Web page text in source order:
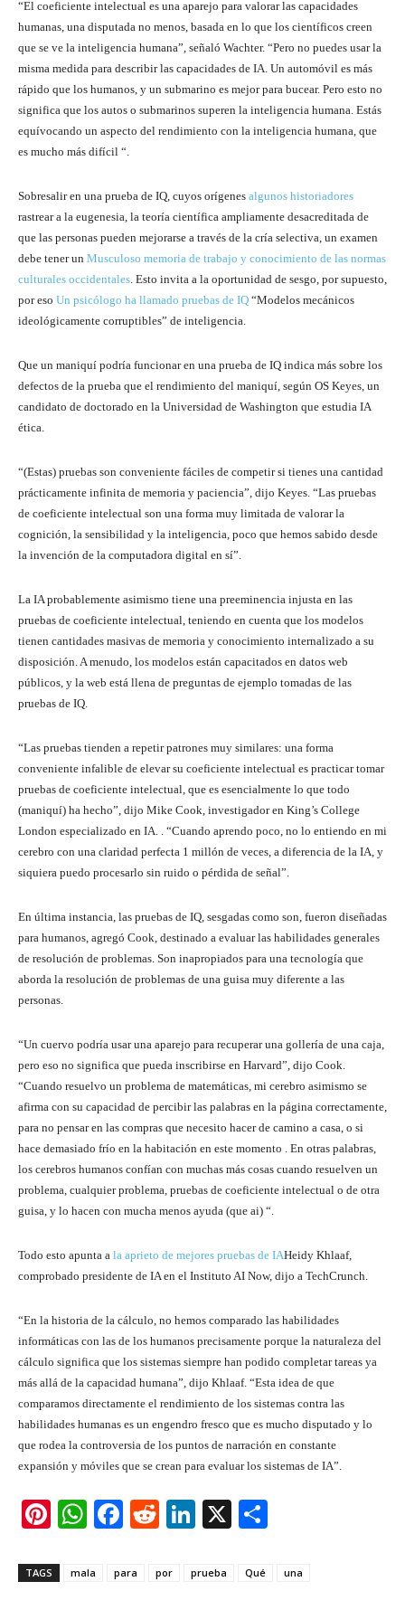
“El coeficiente intelectual es una aparejo para valorar las capacidades
humanas, una disputada no menos, basada en lo que los científicos creen
que se ve la inteligencia humana”, señaló Wachter. “Pero no puedes usar la
misma medida para describir las capacidades de IA. Un automóvil es más
rápido que los humanos, y un submarino es mejor para bucear. Pero esto no
significa que los autos o submarinos superen la inteligencia humana. Estás
equívocando un aspecto del rendimiento con la inteligencia humana, que
es mucho más difícil “.
Sobresalir en una prueba de IQ, cuyos orígenes algunos historiadores
rastrear a la eugenesia, la teoría científica ampliamente desacreditada de
que las personas pueden mejorarse a través de la cría selectiva, un examen
debe tener un Musculoso memoria de trabajo y conocimiento de las normas
culturales occidentales. Esto invita a la oportunidad de sesgo, por supuesto,
por eso Un psicólogo ha llamado pruebas de IQ “Modelos mecánicos
ideológicamente corruptibles” de inteligencia.
Que un maniquí podría funcionar en una prueba de IQ indica más sobre los
defectos de la prueba que el rendimiento del maniquí, según OS Keyes, un
candidato de doctorado en la Universidad de Washington que estudia IA
ética.
“(Estas) pruebas son conveniente fáciles de competir si tienes una cantidad
prácticamente infinita de memoria y paciencia”, dijo Keyes. “Las pruebas
de coeficiente intelectual son una forma muy limitada de valorar la
cognición, la sensibilidad y la inteligencia, poco que hemos sabido desde
la invención de la computadora digital en sí”.
La IA probablemente asimismo tiene una preeminencia injusta en las
pruebas de coeficiente intelectual, teniendo en cuenta que los modelos
tienen cantidades masivas de memoria y conocimiento internalizado a su
disposición. A menudo, los modelos están capacitados en datos web
públicos, y la web está llena de preguntas de ejemplo tomadas de las
pruebas de IQ.
“Las pruebas tienden a repetir patrones muy similares: una forma
conveniente infalible de elevar su coeficiente intelectual es practicar tomar
pruebas de coeficiente intelectual, que es esencialmente lo que todo
(maniquí) ha hecho”, dijo Mike Cook, investigador en King’s College
London especializado en IA. . “Cuando aprendo poco, no lo entiendo en mi
cerebro con una claridad perfecta 1 millón de veces, a diferencia de la IA, y
siquiera puedo procesarlo sin ruido o pérdida de señal”.
En última instancia, las pruebas de IQ, sesgadas como son, fueron diseñadas
para humanos, agregó Cook, destinado a evaluar las habilidades generales
de resolución de problemas. Son inapropiados para una tecnología que
aborda la resolución de problemas de una guisa muy diferente a las
personas.
“Un cuervo podría usar una aparejo para recuperar una gollería de una caja,
pero eso no significa que pueda inscribirse en Harvard”, dijo Cook.
“Cuando resuelvo un problema de matemáticas, mi cerebro asimismo se
afirma con su capacidad de percibir las palabras en la página correctamente,
para no pensar en las compras que necesito hacer de camino a casa, o si
hace demasiado frío en la habitación en este momento . En otras palabras,
los cerebros humanos confían con muchas más cosas cuando resuelven un
problema, cualquier problema, pruebas de coeficiente intelectual o de otra
guisa, y lo hacen con mucha menos ayuda (que ai) “.
Todo esto apunta a la aprieto de mejores pruebas de IAHeidy Khlaaf,
comprobado presidente de IA en el Instituto AI Now, dijo a TechCrunch.
“En la historia de la cálculo, no hemos comparado las habilidades
informáticas con las de los humanos precisamente porque la naturaleza del
cálculo significa que los sistemas siempre han podido completar tareas ya
más allá de la capacidad humana”, dijo Khlaaf. “Esta idea de que
comparamos directamente el rendimiento de los sistemas contra las
habilidades humanas es un engendro fresco que es mucho disputado y lo
que rodea la controversia de los puntos de narración en constante
expansión y móviles que se crean para evaluar los sistemas de IA”.
Pi
er
W
at
F
c
R
d
Li
k
X
ar
TAGS mala para por prueba Qué una